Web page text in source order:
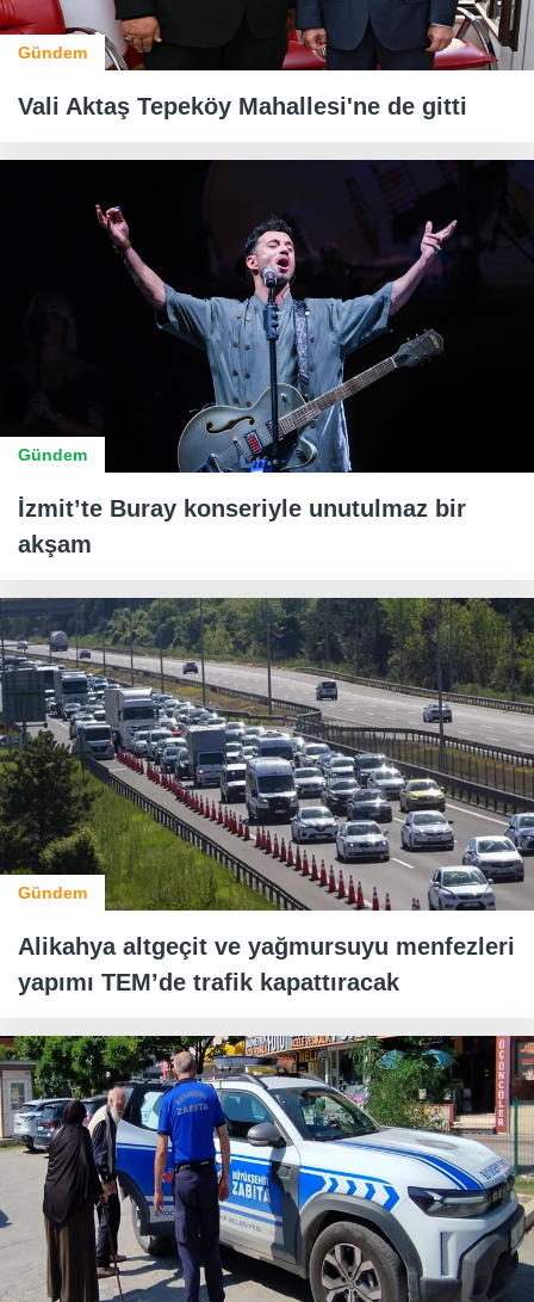
Gündem
Vali Aktaş Tepeköy Mahallesi'ne de gitti
Gündem
İzmit’te Buray konseriyle unutulmaz bir
akşam
Gündem
Alikahya altgeçit ve yağmursuyu menfezleri
yapımı TEM’de trafik kapattıracak